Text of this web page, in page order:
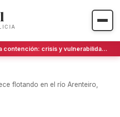
El laberinto de la contención: crisis y vulnerabilidad tras las puertas cerradas
flotando en el río Arenteiro,